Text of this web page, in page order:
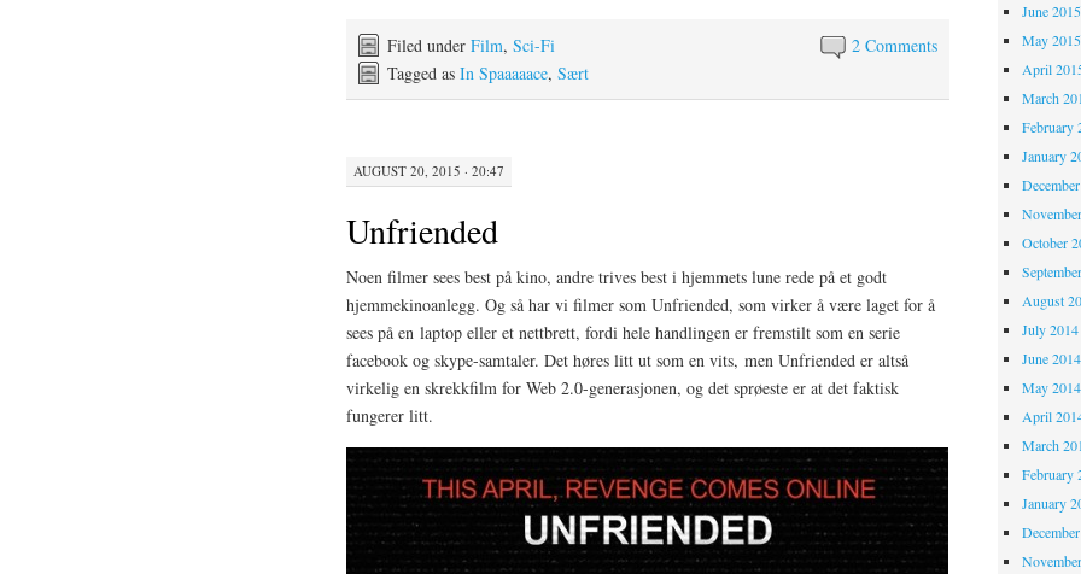
2 Comments
Filed under Film, Sci-Fi
Tagged as In Spaaaaace, Sært
AUGUST 20, 2015 · 20:47
Unfriended
Noen filmer sees best på kino, andre trives best i hjemmets lune rede på et godt
hjemmekinoanlegg. Og så har vi filmer som Unfriended, som virker å være laget for å
sees på en laptop eller et nettbrett, fordi hele handlingen er fremstilt som en serie
facebook og skype-samtaler. Det høres litt ut som en vits, men Unfriended er altså
virkelig en skrekkfilm for Web 2.0-generasjonen, og det sprøeste er at det faktisk
fungerer litt.
June 2015
May 2015
April
March
February
January
October
August
July 2014
June 2014
May 2014
April
March
February
January